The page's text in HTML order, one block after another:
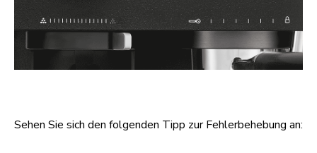
Sehen Sie sich den folgenden Tipp zur Fehlerbehebung an: